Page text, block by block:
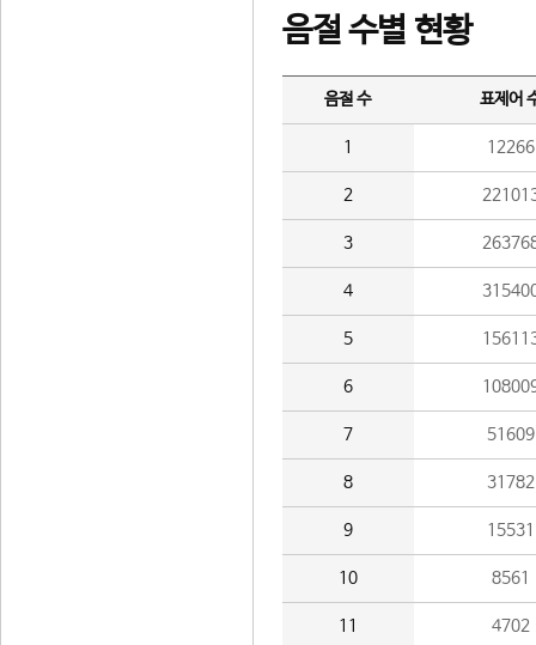
음절 수별 현황
음절 수 표제어
1 12266
2
3
4
5
6
7 51609
8 31782
9 15531
10 8561
11 4702